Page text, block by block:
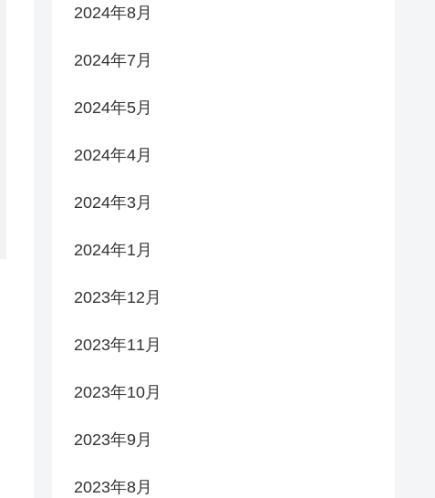
2024年8月
2024年7月
2024年5月
2024年4月
2024年3月
2024年1月
2023年12月
2023年11月
2023年10月
2023年9月
2023年8月